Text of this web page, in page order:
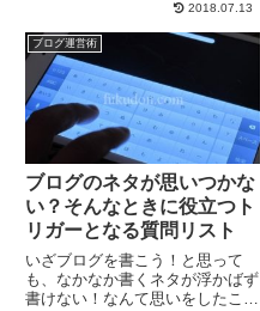
は、「記事をパクられた！」って
ときに通知が来るわけではなく、
自分のブログ上で誰かが記事をコ
ピーしたときに、コピーされた部
分...
2018.07.13
ブログ運営術
ブログのネタが思いつかな
い？そんなときに役立つト
リガーとなる質問リスト
いざブログを書こう！と思って
も、なかなか書くネタが浮かばず
書けない！なんて思いをしたこと